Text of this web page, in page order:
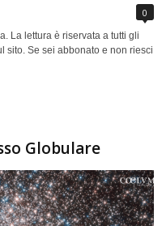
0
La lettura è riservata a tutti gli
sito. Se sei abbonato e non riesci
Globulare